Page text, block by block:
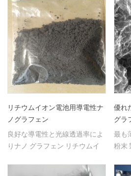
リチウムイオン電池用導電性ナ
ノグラフェン
良好な導電性と光線透過率によ
りナノ グラフェン リチウムイ
優れ
グラ
最も
粉末
クト